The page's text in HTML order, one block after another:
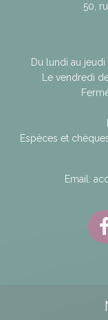
50,
Du lundi au
Le vendredi
Espèces et
Email: